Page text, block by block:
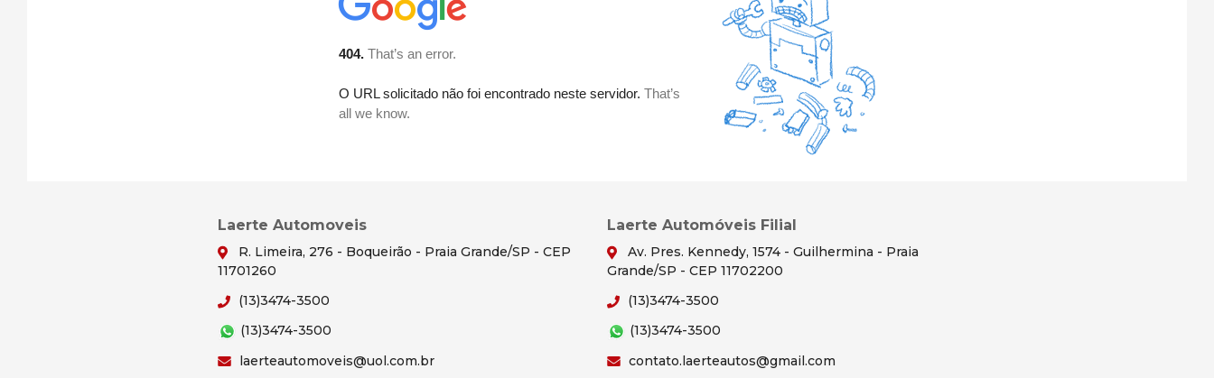
Laerte Automoveis
R. Limeira, 276 - Boqueirão - Praia Grande/SP - CEP
11701260
(13)3474-3500
(13)3474-3500
laerteautomoveis@uol.com.br
Laerte Automóveis Filial
Av. Pres. Kennedy, 1574 - Guilhermina - Praia
Grande/SP - CEP 11702200
(13)3474-3500
(13)3474-3500
contato.laerteautos@gmail.com